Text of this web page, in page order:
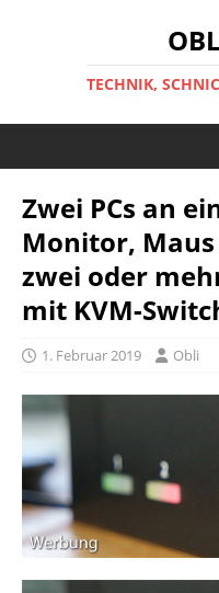
TECHNIK,
Zwei PCs an
Monitor,
zwei oder
mit KVM-
1. Februar 2019 Obli